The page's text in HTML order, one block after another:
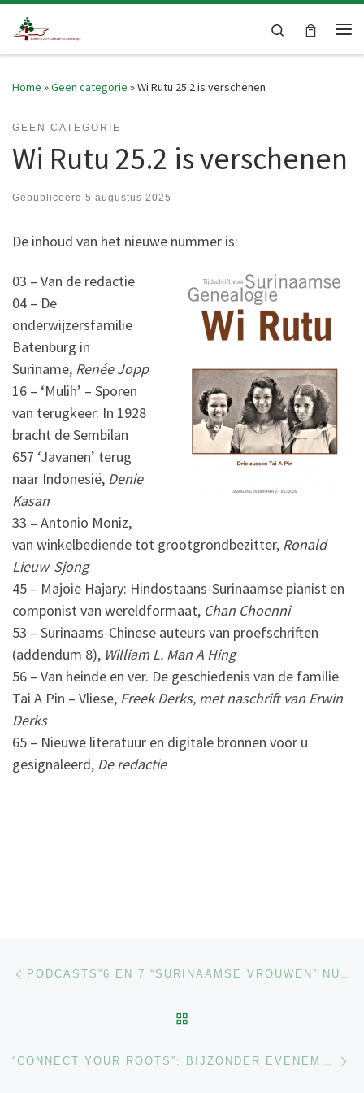
Skip to content
Search
Home »Geen categorie »Wi Rutu 25.2 is verschenen
GEEN CATEGORIE
Wi Rutu 25.2 is verschenen
Gepubliceerd 5 augustus 2025
De inhoud van het nieuwe nummer is:
03 – Van de redactie
04 – De
onderwijzersfamilie
Batenburg in
Suriname, Renée Jopp
16 – ‘Mulih’ – Sporen
van terugkeer. In 1928
bracht de Sembilan
657 ‘Javanen’ terug
naar Indonesië, Denie
Kasan
33 – Antonio Moniz,
van winkelbediende tot grootgrondbezitter, Ronald
Lieuw-Sjong
45 – Majoie Hajary: Hindostaans-Surinaamse pianist en
componist van wereldformaat, Chan Choenni
53 – Surinaams-Chinese auteurs van proefschriften
(addendum 8), William L. Man A Hing
56 – Van heinde en ver. De geschiedenis van de familie
Tai A Pin – Vliese, Freek Derks, met naschriftvan Erwin
Derks
65 – Nieuwe literatuur en digitale bronnen voor u
gesignaleerd, De redactie
Berichtnavigatie PODCASTS”6 EN 7 “SURINAAMSE VROUWEN” NU BESCHIKBAAR -> ZIE ONDER PODCASTS
“CONNECT YOUR ROOTS”: BIJZONDER EVENEMENT ROTTERDAM 25 OKTOBER 2025